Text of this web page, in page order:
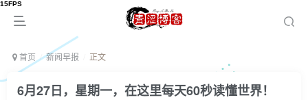
首页 新闻早报 正文
6月27日，星期一，在这里每天60秒读懂世界！